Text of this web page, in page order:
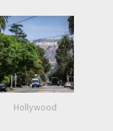
Hollywood